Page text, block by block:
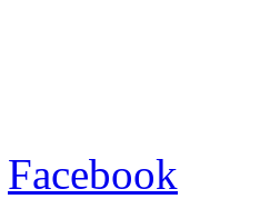
Facebook